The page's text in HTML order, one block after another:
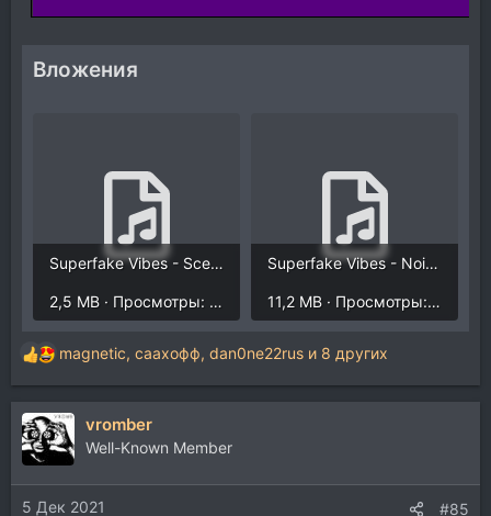
Вложения
Superfake Vibes - Scene to Scene (Octatrack Demo).mp3
2,5 MB · Просмотры: 1.751
Superfake Vibes - Noise Regnum (Octatrack Demo).mp3
11,2 MB · Просмотры: 2.930
Р
е
а
к
ц
и
и
:
magnetic, саахофф, dan0ne22rus и 8 других
vromber
Well-Known Member
5 Дек 2021 #85